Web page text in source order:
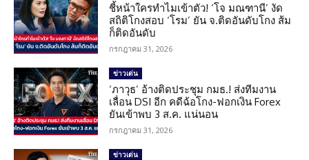
ชี้หน้าใครทำไมเข้าตัว! ‘โจ มณฑานี’ งัด
สถิติโกงสอบ ‘โรม’ ยัน จ.ติดอันดับโกง ส้ม
ก็ติดอันดับ
กรกฎาคม 31, 2026
ข่าวเด่น
‘ภาวุธ’ อ้างติดประชุม กมธ.! ส่งทีมงาน
เลื่อน DSI อีก คดีฉ้อโกง-ฟอกเงิน Forex
ยันเข้าพบ 3 ส.ค. แน่นอน
กรกฎาคม 31, 2026
ข่าวเด่น